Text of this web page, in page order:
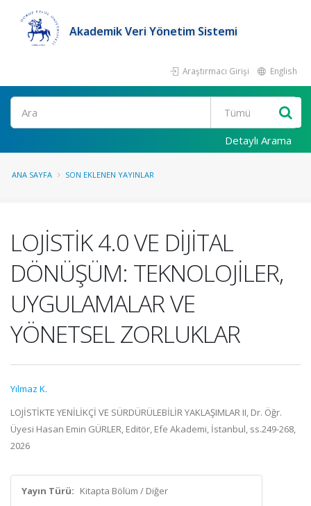
Akademik Veri Yönetim Sistemi
Araştırmacı Girişi English
Ara
Detaylı Arama
ANA SAYFA SON EKLENEN YAYINLAR
LOJİSTİK 4.0 VE DİJİTAL
DÖNÜŞÜM: TEKNOLOJİLER,
UYGULAMALAR VE
YÖNETSEL ZORLUKLAR
Yılmaz K.
LOJİSTİKTE YENİLİKÇİ VE SÜRDÜRÜLEBİLİR YAKLAŞIMLAR II, Dr. Öğr.
Üyesi Hasan Emin GÜRLER, Editör, Efe Akademi, İstanbul, ss.249-268,
2026
Yayın Türü: Kitapta Bölüm / Diğer